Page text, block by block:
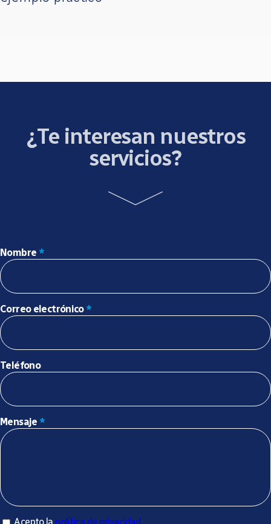
¿Te interesan nuestros
servicios?
Nombre *
Correo electrónico *
Teléfono
Mensaje *